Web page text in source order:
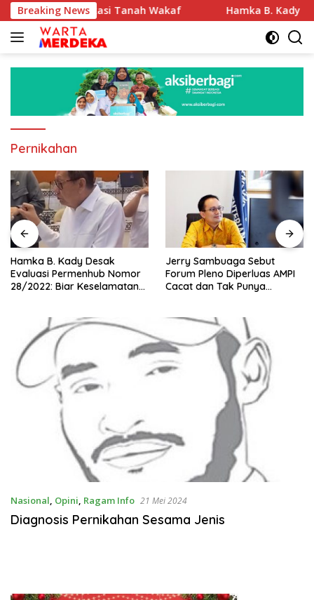
Langsung
ke
konten
Breaking News
Sertifikasi Tanah Wakaf Hamka B. Kady Desak
Pernikahan
Hamka B. Kady Desak
Evaluasi Permenhub Nomor
28/2022: Biar Keselamatan
Jerry Sambuaga Sebut
Forum Pleno Diperluas AMPI
Cacat dan Tak Punya
Nasional, Opini, Ragam Info 21 Mei 2024
Diagnosis Pernikahan Sesama Jenis